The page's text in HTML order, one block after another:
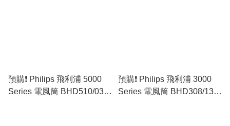
預購❗️ Philips 飛利浦 5000
Series 電風筒 BHD510/03
預購❗️ Philips 飛利浦 3000
Series 電風筒 BHD308/13